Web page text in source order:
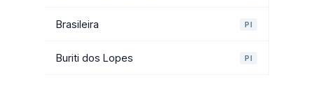
Brasileira PI
Buriti dos Lopes PI